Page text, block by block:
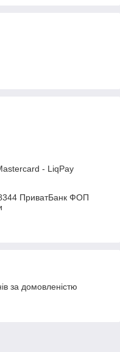
- LiqPay
ПриватБанк ФОП
за домовленістю